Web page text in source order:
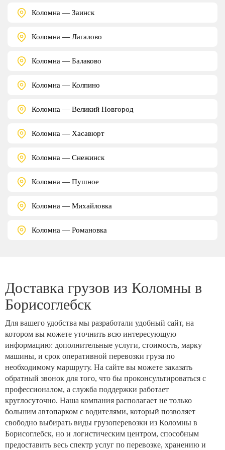
Коломна — Заинск
Коломна — Лагалово
Коломна — Балаково
Коломна — Колпино
Коломна — Великий Новгород
Коломна — Хасавюрт
Коломна — Снежинск
Коломна — Пушное
Коломна — Михайловка
Коломна — Романовка
Доставка грузов из Коломны в
Борисоглебск
Для вашего удобства мы разработали удобный сайт, на
котором вы можете уточнить всю интересующую
информацию: дополнительные услуги, стоимость, марку
машины, и срок оперативной перевозки груза по
необходимому маршруту. На сайте вы можете заказать
обратный звонок для того, что бы проконсультироваться с
профессионалом, а служба поддержки работает
круглосуточно. Наша компания располагает не только
большим автопарком с водителями, который позволяет
свободно выбирать виды грузоперевозки из Коломны в
Борисоглебск, но и логистическим центром, способным
предоставить весь спектр услуг по перевозке, хранению и